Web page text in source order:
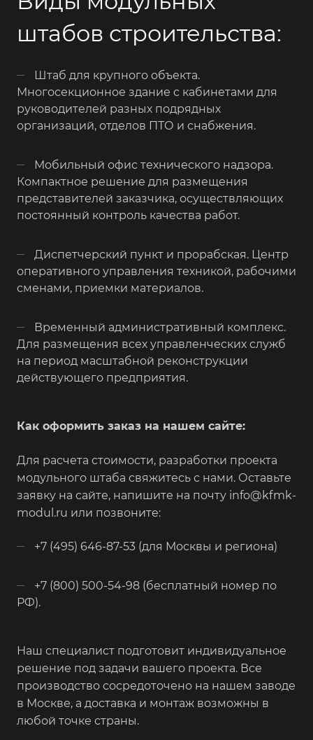
штабов строительства:
Штаб для крупного объекта.
Многосекционное здание с кабинетами для
руководителей разных подрядных
организаций, отделов ПТО и снабжения.
Мобильный офис технического надзора.
Компактное решение для размещения
представителей заказчика, осуществляющих
постоянный контроль качества работ.
Диспетчерский пункт и прорабская. Центр
оперативного управления техникой, рабочими
сменами, приемки материалов.
Временный административный комплекс.
Для размещения всех управленческих служб
на период масштабной реконструкции
действующего предприятия.
Как оформить заказ на нашем сайте:
Для расчета стоимости, разработки проекта
модульного штаба свяжитесь с нами. Оставьте
заявку на сайте, напишите на почту info@kfmk-
modul.ru или позвоните:
+7 (495) 646-87-53 (для Москвы и региона)
+7 (800) 500-54-98 (бесплатный номер по
РФ).
Наш специалист подготовит индивидуальное
решение под задачи вашего проекта. Все
производство сосредоточено на нашем заводе
в Москве, а доставка и монтаж возможны в
любой точке страны.